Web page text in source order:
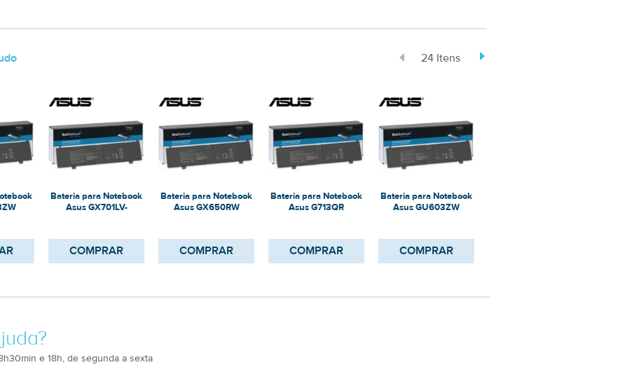
24 Itens
Bateria para Notebook
Asus GX701LV-
COMPRAR
Bateria para Notebook
Asus GX650RW
COMPRAR
Bateria para Notebook
Asus G713QR
COMPRAR
Bateria para Notebook
Asus GU603ZW
COMPRAR
e 18h, de segunda a sexta